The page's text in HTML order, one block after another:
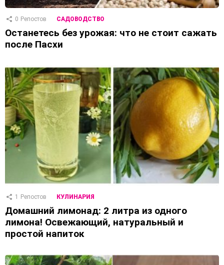
0 Репостов САДОВОДСТВО
Останетесь без урожая: что не стоит сажать
после Пасхи
1 Репостов КУЛИНАРИЯ
Домашний лимонад: 2 литра из одного
лимона! Освежающий, натуральный и
простой напиток